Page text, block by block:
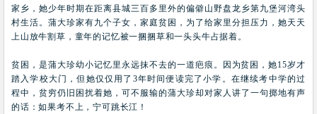
家乡，她少年时期在距离县城三百多里外的偏僻山野盘龙乡第九堡河湾头
村生活。蒲大珍家有九个子女，家庭贫困，为了给家里分担压力，她天天
上山放牛割草，童年的记忆被一捆捆草和一头头牛占据着。
贫困，是蒲大珍幼小记忆里永远抹不去的一道疤痕。因为贫困，她15岁才
踏入学校大门，但她仅仅用了 3年时间便读完了小学。在继续考中学的过
程中，贫穷仍旧困扰着她，可不服输的蒲大珍却对家人讲了一句掷地有声
的话：如果考不上，宁可跳长江！